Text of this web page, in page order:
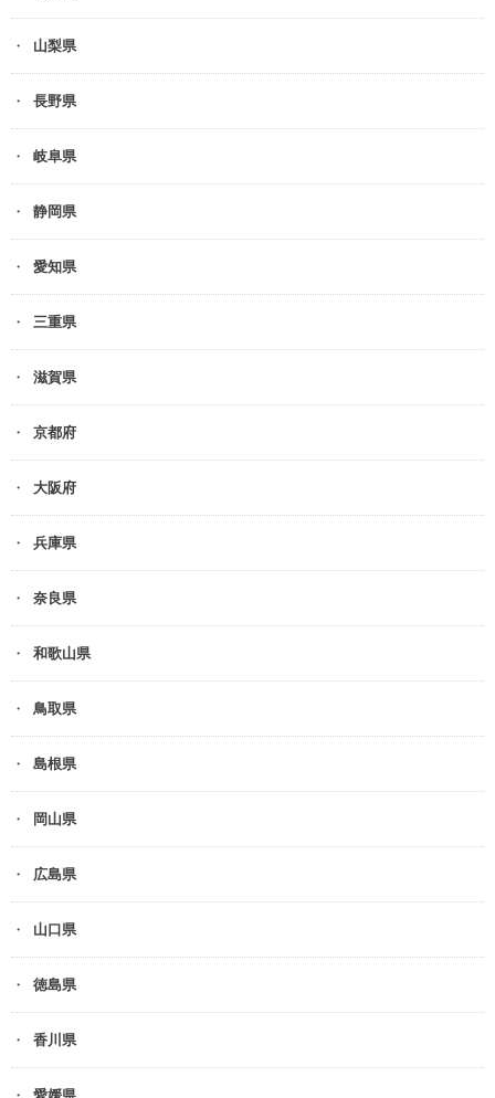
山梨県
長野県
岐阜県
静岡県
愛知県
三重県
滋賀県
京都府
大阪府
兵庫県
奈良県
和歌山県
鳥取県
島根県
岡山県
広島県
山口県
徳島県
香川県